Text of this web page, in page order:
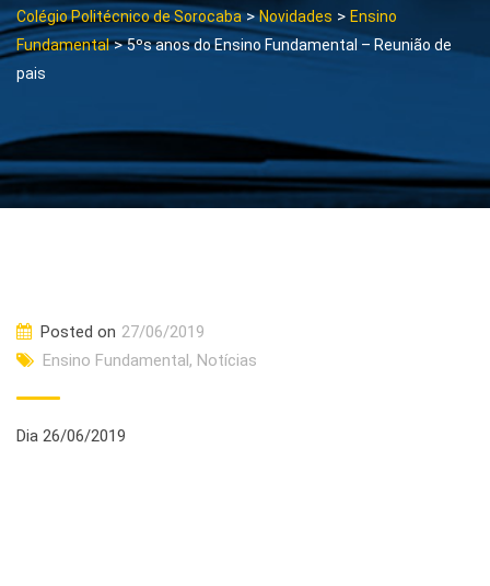
Colégio Politécnico de Sorocaba>Novidades > Ensino
Fundamental>5ºs anos do Ensino Fundamental – Reunião de
pais
Posted on 27/06/2019
Ensino Fundamental, Notícias
Dia 26/06/2019